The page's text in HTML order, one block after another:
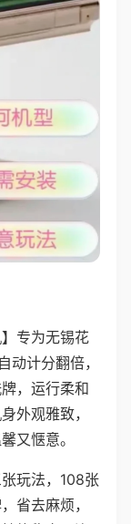
专为无锡花
动计分翻倍，
，运行柔和
外观雅致，
又惬意。
玩法，108张
省去麻烦，